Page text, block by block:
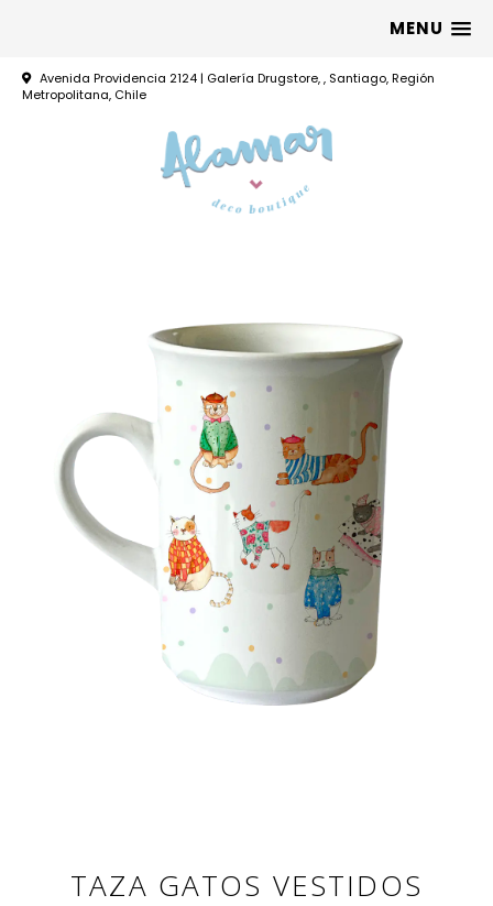
MENU
Avenida Providencia 2124 | Galería Drugstore, , Santiago, Región
Metropolitana, Chile
TAZA GATOS VESTIDOS